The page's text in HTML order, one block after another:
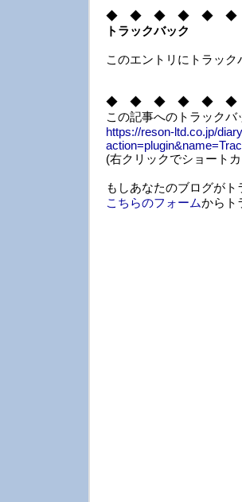
◆ ◆ ◆ ◆ ◆
トラックバック
このエントリにトラッ
◆ ◆ ◆ ◆ ◆
この記事へのトラックバ
https://reson-ltd.co.jp/
(右クリックでショート
もしあなたのブログが
こちらのフォームからト